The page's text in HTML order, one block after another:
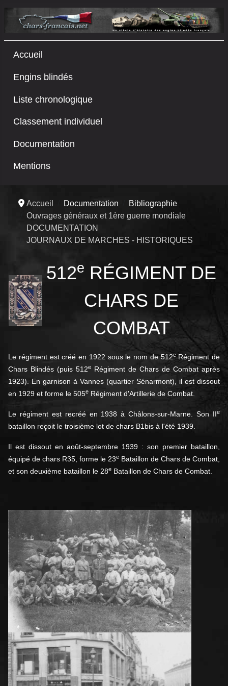
Accueil
Engins blindés
Liste chronologique
Classement individuel
Documentation
Mentions
Accueil Documentation
Bibliographie
Ouvrages généraux et 1ère guerre mondiale
DOCUMENTATION
JOURNAUX DE MARCHES - HISTORIQUES
512e RÉGIMENT DE
CHARS DE
COMBAT
Le régiment est créé en 1922 sous le nom de 512eRégiment de
Chars Blindés (puis 512e Régiment de Chars de Combat après
1923). En garnison à Vannes (quartier Sénarmont), il est dissout
en 1929 et forme le 505e Régiment d'Artillerie de Combat
Le régiment est recréé en 1938 à Châlons-sur-Marne. Son IIe
bataillon reçoit le troisième lot de chars B1bis à l'été 1939
Il est dissout en août-septembre 1939 : son premier bataillon,
équipé de chars R35, forme le 23e Bataillon de Chars de Combat,
et son deuxième bataillon le 28e Bataillon de Chars de Combat.